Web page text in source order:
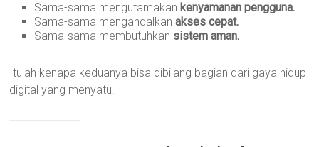
Sama-sama mengutamakan kenyamanan pengguna.
Sama-sama mengandalkanakses cepat.
Sama-sama membutuhkan sistem aman.
Itulah kenapa keduanya bisa dibilang bagian dari gaya hidup
digital yang menyatu.